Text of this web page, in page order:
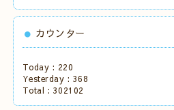
カウンター
Today : 220
Yesterday : 368
Total : 302102